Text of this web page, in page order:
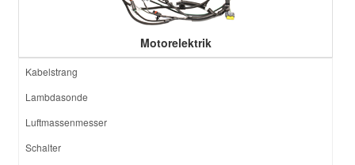
Motorelektrik
Kabelstrang
Lambdasonde
Luftmassenmesser
Schalter